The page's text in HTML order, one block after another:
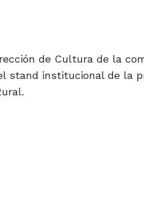
de Cultura de la
stand institucional de la